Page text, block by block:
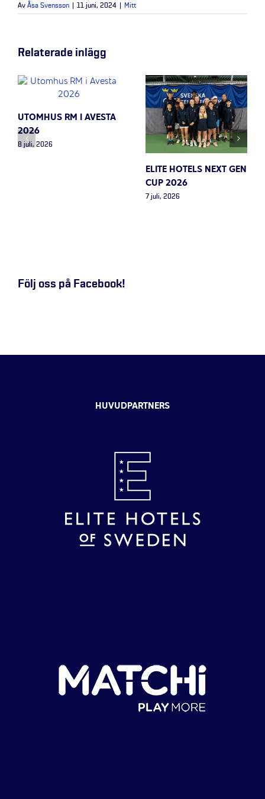
Av Åsa Svensson 11 juni, 2024 Mitt
Relaterade inlägg
UTOMHUS RM I AVESTA
2026
8 juli, 2026
ELITE HOTELS NEXT GEN
CUP 2026
7 juli, 2026
Följ oss på Facebook!
HUVUDPARTNERS